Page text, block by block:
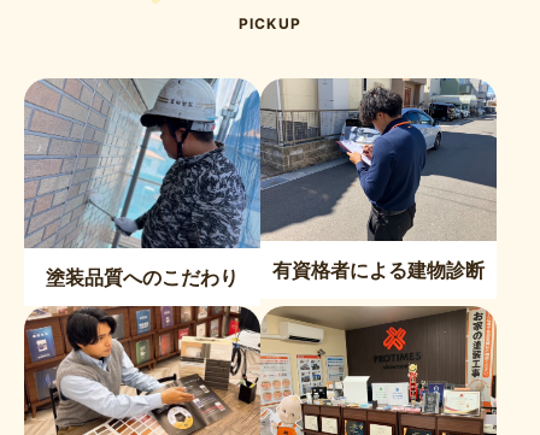
PICKUP
塗装品質へのこだわり 有資格者による建物診断